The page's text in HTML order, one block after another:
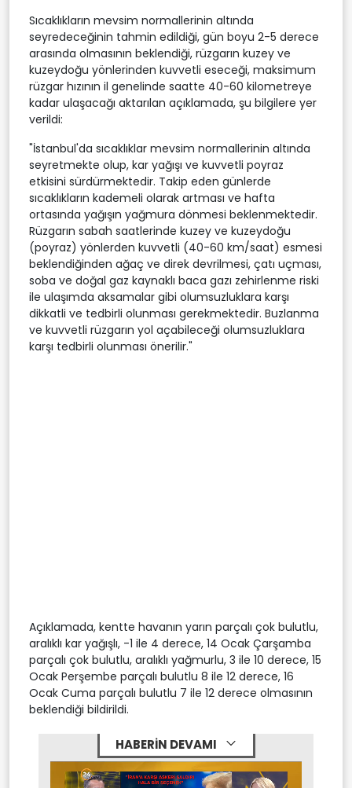
Sıcaklıkların mevsim normallerinin altında
seyredeceğinin tahmin edildiği, gün boyu 2-5 derece
arasında olmasının beklendiği, rüzgarın kuzey ve
kuzeydoğu yönlerinden kuvvetli eseceği, maksimum
rüzgar hızının il genelinde saatte 40-60 kilometreye
kadar ulaşacağı aktarılan açıklamada, şu bilgilere yer
verildi:
"İstanbul'da sıcaklıklar mevsim normallerinin altında
seyretmekte olup, kar yağışı ve kuvvetli poyraz
etkisini sürdürmektedir. Takip eden günlerde
sıcaklıkların kademeli olarak artması ve hafta
ortasında yağışın yağmura dönmesi beklenmektedir.
Rüzgarın sabah saatlerinde kuzey ve kuzeydoğu
(poyraz) yönlerden kuvvetli (40-60 km/saat) esmesi
beklendiğinden ağaç ve direk devrilmesi, çatı uçması,
soba ve doğal gaz kaynaklı baca gazı zehirlenme riski
ile ulaşımda aksamalar gibi olumsuzluklara karşı
dikkatli ve tedbirli olunması gerekmektedir. Buzlanma
ve kuvvetli rüzgarın yol açabileceği olumsuzluklara
karşı tedbirli olunması önerilir."
Açıklamada, kentte havanın yarın parçalı çok bulutlu,
aralıklı kar yağışlı, -1 ile 4 derece, 14 Ocak Çarşamba
parçalı çok bulutlu, aralıklı yağmurlu, 3 ile 10 derece, 15
Ocak Perşembe parçalı bulutlu 8 ile 12 derece, 16
Ocak Cuma parçalı bulutlu 7 ile 12 derece olmasının
beklendiği bildirildi.
HABERİN DEVAMI